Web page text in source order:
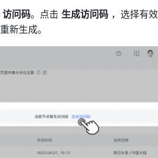
访问码。点击 生成访问码 ，选择有
新生成。